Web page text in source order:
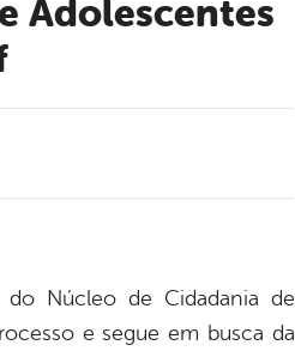
do Núcleo de Cidadania de
e segue em busca da